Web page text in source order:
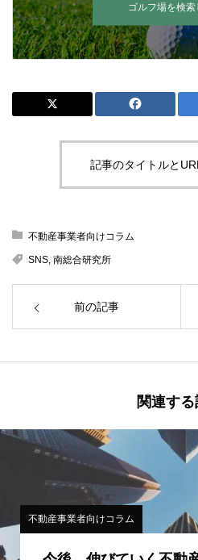
ゴルフ場を検索
記事のタイトルと
不動産事業者向けコラム
SNS, 南総合研究所
前の記事
関連す
不動産事業者向けコラム